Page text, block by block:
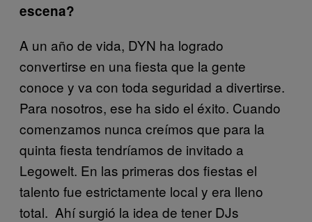
escena?
A un año de vida, DYN ha logrado
convertirse en una fiesta que la gente
conoce y va con toda seguridad a divertirse.
Para nosotros, ese ha sido el éxito. Cuando
comenzamos nunca creímos que para la
quinta fiesta tendríamos de invitado a
Legowelt. En las primeras dos fiestas el
talento fue estrictamente local y era lleno
total. Ahí surgió la idea de tener DJs